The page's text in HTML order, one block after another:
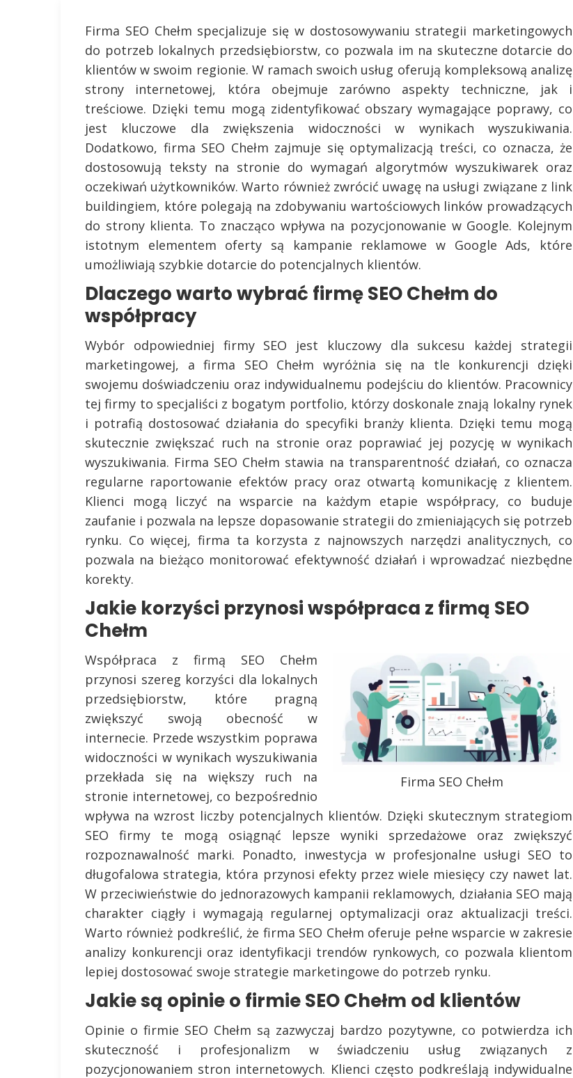
Firma SEO Chełm specjalizuje się w dostosowywaniu strategii marketingowych
do potrzeb lokalnych przedsiębiorstw, co pozwala im na skuteczne dotarcie do
klientów w swoim regionie. W ramach swoich usług oferują kompleksową analizę
strony internetowej, która obejmuje zarówno aspekty techniczne, jak i
treściowe. Dzięki temu mogą zidentyfikować obszary wymagające poprawy, co
jest kluczowe dla zwiększenia widoczności w wynikach wyszukiwania.
Dodatkowo, firma SEO Chełm zajmuje się optymalizacją treści, co oznacza, że
dostosowują teksty na stronie do wymagań algorytmów wyszukiwarek oraz
oczekiwań użytkowników. Warto również zwrócić uwagę na usługi związane z link
buildingiem, które polegają na zdobywaniu wartościowych linków prowadzących
do strony klienta. To znacząco wpływa na pozycjonowanie w Google. Kolejnym
istotnym elementem oferty są kampanie reklamowe w Google Ads, które
umożliwiają szybkie dotarcie do potencjalnych klientów.
Dlaczego warto wybrać firmę SEO Chełm do
współpracy
Wybór odpowiedniej firmy SEO jest kluczowy dla sukcesu każdej strategii
marketingowej, a firma SEO Chełm wyróżnia się na tle konkurencji dzięki
swojemu doświadczeniu oraz indywidualnemu podejściu do klientów. Pracownicy
tej firmy to specjaliści z bogatym portfolio, którzy doskonale znają lokalny rynek
i potrafią dostosować działania do specyfiki branży klienta. Dzięki temu mogą
skutecznie zwiększać ruch na stronie oraz poprawiać jej pozycję w wynikach
wyszukiwania. Firma SEO Chełm stawia na transparentność działań, co oznacza
regularne raportowanie efektów pracy oraz otwartą komunikację z klientem.
Klienci mogą liczyć na wsparcie na każdym etapie współpracy, co buduje
zaufanie i pozwala na lepsze dopasowanie strategii do zmieniających się potrzeb
rynku. Co więcej, firma ta korzysta z najnowszych narzędzi analitycznych, co
pozwala na bieżąco monitorować efektywność działań i wprowadzać niezbędne
korekty.
Jakie korzyści przynosi współpraca z firmą SEO
Chełm
Firma SEO Chełm
Współpraca z firmą SEO Chełm
przynosi szereg korzyści dla lokalnych
przedsiębiorstw, które pragną
zwiększyć swoją obecność w
internecie. Przede wszystkim poprawa
widoczności w wynikach wyszukiwania
przekłada się na większy ruch na
stronie internetowej, co bezpośrednio
wpływa na wzrost liczby potencjalnych klientów. Dzięki skutecznym strategiom
SEO firmy te mogą osiągnąć lepsze wyniki sprzedażowe oraz zwiększyć
rozpoznawalność marki. Ponadto, inwestycja w profesjonalne usługi SEO to
długofalowa strategia, która przynosi efekty przez wiele miesięcy czy nawet lat.
W przeciwieństwie do jednorazowych kampanii reklamowych, działania SEO mają
charakter ciągły i wymagają regularnej optymalizacji oraz aktualizacji treści.
Warto również podkreślić, że firma SEO Chełm oferuje pełne wsparcie w zakresie
analizy konkurencji oraz identyfikacji trendów rynkowych, co pozwala klientom
lepiej dostosować swoje strategie marketingowe do potrzeb rynku.
Jakie są opinie o firmie SEO Chełm od klientów
Opinie o firmie SEO Chełm są zazwyczaj bardzo pozytywne, co potwierdza ich
skuteczność i profesjonalizm w świadczeniu usług związanych z
pozycjonowaniem stron internetowych. Klienci często podkreślają indywidualne